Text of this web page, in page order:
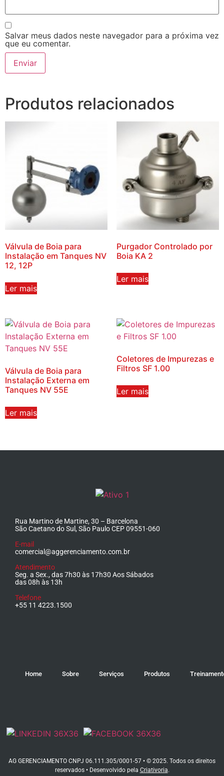
Salvar meus dados neste navegador para a próxima vez
que eu comentar.
Produtos relacionados
Válvula de Boia para
Instalação em Tanques NV
12, 12P
Ler mais
Purgador Controlado por
Boia KA 2
Ler mais
Válvula de Boia para
Instalação Externa em
Tanques NV 55E
Ler mais
Coletores de Impurezas e
Filtros SF 1.00
Ler mais
Rua Martino de Martine, 30 – Barcelona
São Caetano do Sul, São Paulo CEP 09551-060
E-mail
comercial@aggerenciamento.com.br
Atendimento
Seg. a Sex., das 7h30 às 17h30 Aos Sábados
das 08h às 13h
Telefone
+55 11 4223.1500
Home Sobre Serviços Produtos
AG GERENCIAMENTO CNPJ 06.111.305/0001-57 • © 2025. Todos os direitos
reservados • Desenvolvido pela Criativoria.